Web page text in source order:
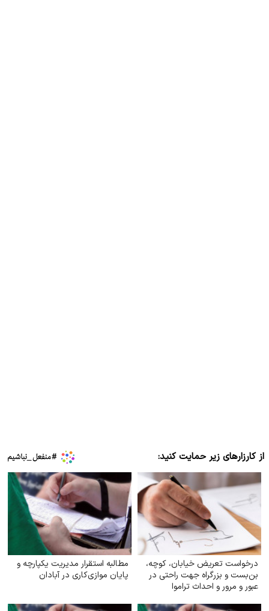
از کارزارهای زیر حمایت کنید:
درخواست تعریض خیابان، کوچه،
بن‌بست و بزرگراه جهت راحتی در
عبور و مرور و احداث تراموا
مطالبه استقرار مدیریت یکپارچه و
پایان موازی‌کاری در آبادان